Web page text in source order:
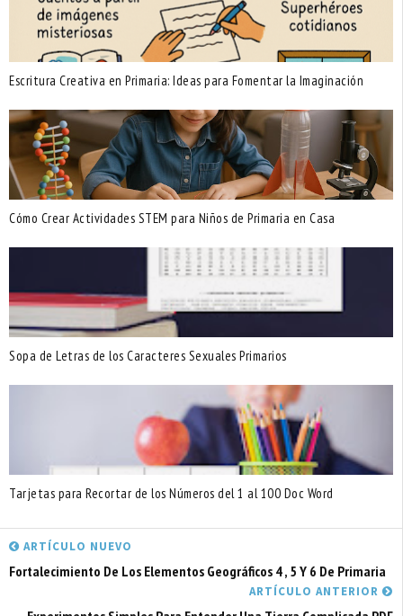
Escritura Creativa en Primaria: Ideas para Fomentar la Imaginación
Cómo Crear Actividades STEM para Niños de Primaria en Casa
Sopa de Letras de los Caracteres Sexuales Primarios
Tarjetas para Recortar de los Números del 1 al 100 Doc Word
ARTÍCULO NUEVO
Fortalecimiento De Los Elementos Geográficos 4 , 5 Y 6 De Primaria
ARTÍCULO ANTERIOR